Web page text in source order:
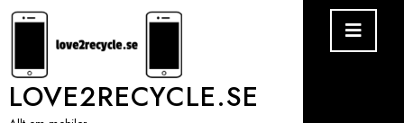
Skip
LOVE2RECYCLE.SE